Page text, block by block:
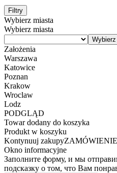
Filtry
Wybierz miasta
Wybierz miasta
Założenia
Warszawa
Katowice
Poznan
Krakow
Wroclaw
Lodz
PODGLĄD
Towar dodany do koszyka
Produkt w koszyku
Kontynuuj zakupyZAMÓWIENIE
Okno informacyjne
Заполните форму, и мы
подсказку о том, что Вам